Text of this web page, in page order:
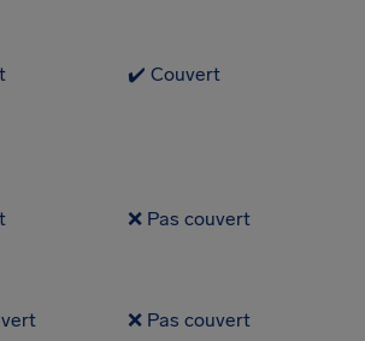
✔️ Couvert
❌ Pas couvert
❌ Pas couvert